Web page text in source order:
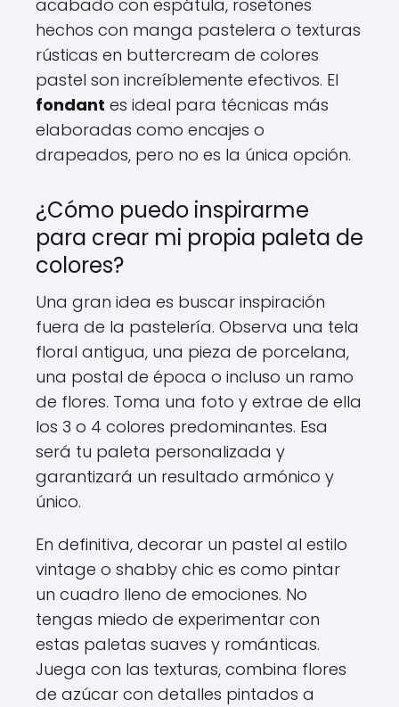
acabado con espátula, rosetones
hechos con manga pastelera o texturas
rústicas en buttercream de colores
pastel son increíblemente efectivos. El
fondant es ideal para técnicas más
elaboradas como encajes o
drapeados, pero no es la única opción.
¿Cómo puedo inspirarme
para crear mi propia paleta de
colores?
Una gran idea es buscar inspiración
fuera de la pastelería. Observa una tela
floral antigua, una pieza de porcelana,
una postal de época o incluso un ramo
de flores. Toma una foto y extrae de ella
los 3 o 4 colores predominantes. Esa
será tu paleta personalizada y
garantizará un resultado armónico y
único.
En definitiva, decorar un pastel al estilo
vintage o shabby chic es como pintar
un cuadro lleno de emociones. No
tengas miedo de experimentar con
estas paletas suaves y románticas.
Juega con las texturas, combina flores
de azúcar con detalles pintados a